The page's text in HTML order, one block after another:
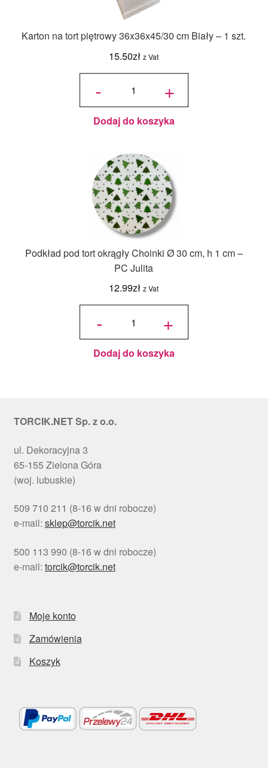
Karton na tort piętrowy 36x36x45/30 cm Biały – 1 szt.
15.50zł z Vat
-
ilość Karton
36x36x45/30
cm Biały - 1 +
Dodaj do koszyka
Podkład pod tort okrągły Choinki Ø 30 cm, h 1 cm –
PC Julita
12.99zł z Vat
-
ilość
okrągły
Choinki
Ø 30
cm, h 1
cm - PC
+
Dodaj do koszyka
TORCIK.NET Sp. z o.o.
ul. Dekoracyjna 3
65-155 Zielona Góra
(woj. lubuskie)
509 710 211 (8-16 w dni robocze)
e-mail: sklep@torcik.net
500 113 990 (8-16 w dni robocze)
e-mail: torcik@torcik.net
Moje konto
Zamówienia
Koszyk